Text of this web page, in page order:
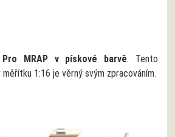
Pro MRAP v pískové barvě. Tento
1:16 je věrný svým zpracováním.